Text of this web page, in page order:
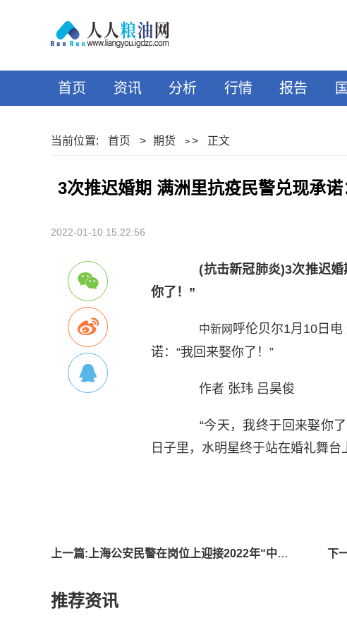
首页 资讯 分析 行情 报告
当前位置: 首页 > 期货 > > 正文
3次推迟婚期 满洲里抗疫民警兑现承
2022-01-10 15:22:56
(抗击新冠肺炎)3次推迟婚
你了！”
中新网 呼伦贝尔1月10日
诺：“我回来娶你了！”
作者 张玮 吕昊俊
“今天，我终于回来娶你了
日子里，水明星终于站在婚礼舞台
上一篇:上海公安民警在岗位上迎接2022年“中国人民警察节” 下
推荐资讯